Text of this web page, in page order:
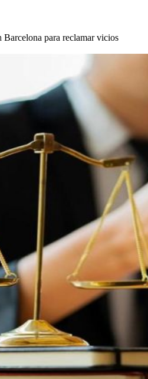
Barcelona para reclamar vicios